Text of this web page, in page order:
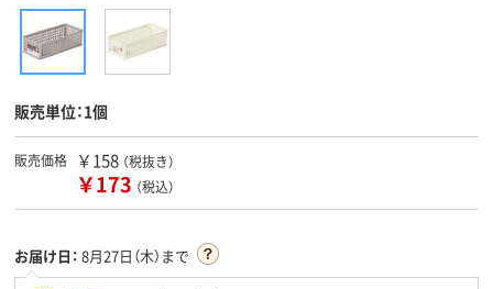
販売単位：1個
販売価格 ￥158 （税抜き）
￥173 （税込）
お届け日： 8月27日（木）まで